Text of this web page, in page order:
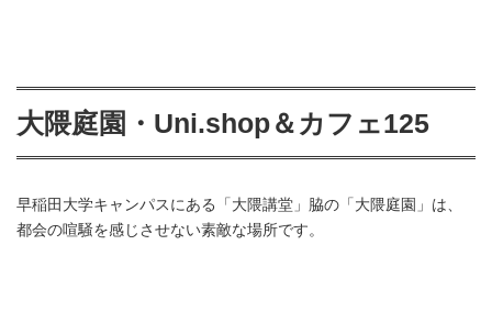
大隈庭園・Uni.shop＆カフェ125
早稲田大学キャンパスにある「大隈講堂」脇の「大隈庭園」は、
都会の喧騒を感じさせない素敵な場所です。